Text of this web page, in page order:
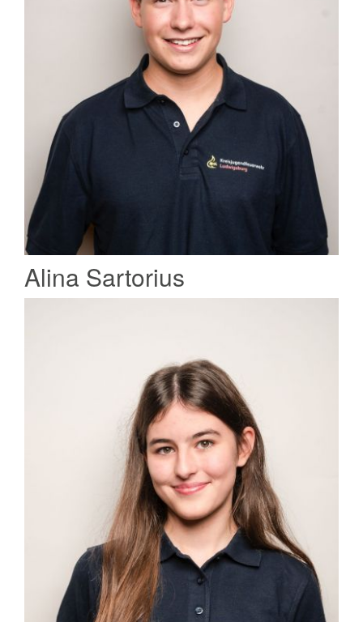
Alina Sartorius